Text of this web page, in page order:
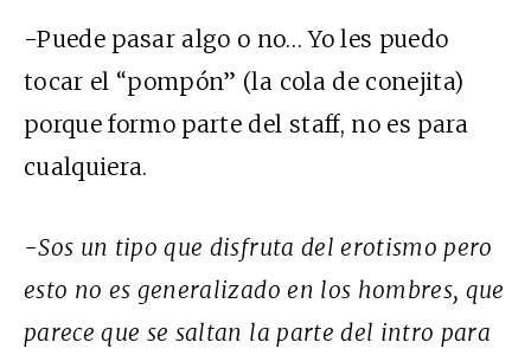
-Puede pasar algo o no… Yo les puedo
tocar el “pompón” (la cola de conejita)
porque formo parte del staff, no es para
cualquiera.
-Sos un tipo que disfruta del erotismo pero
esto no es generalizado en los hombres, que
parece que se saltan la parte del intro para